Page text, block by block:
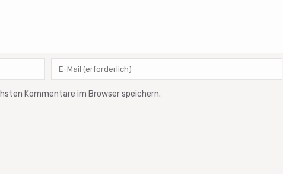
Kommentare im Browser speichern.